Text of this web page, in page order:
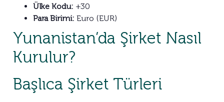
Ülke Kodu: +30
Para Birimi: Euro (EUR)
Yunanistan’da Şirket Nasıl
Kurulur?
Başlıca Şirket Türleri